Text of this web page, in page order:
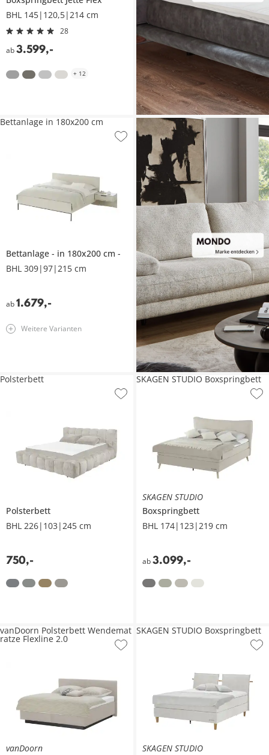
BHL 145|120,5|214 cm
28
ab3.599,-
+ 12
Bettanlage
in 180x200 cm
BHL 309|97|215 cm
ab1.679,-
Bettanlage in 180x200 cm
Weitere Varianten
Polsterbett
BHL 226|103|245 cm
750,-
Polsterbett
SKAGEN STUDIO
Boxspringbett
BHL 174|123|219 cm
ab 3.099,-
SKAGEN STUDIO Boxspringbett
vanDoorn
vanDoorn Polsterbett Wendemat
ratze Flexline 2.0
SKAGEN STUDIO
SKAGEN STUDIO Boxspringbett